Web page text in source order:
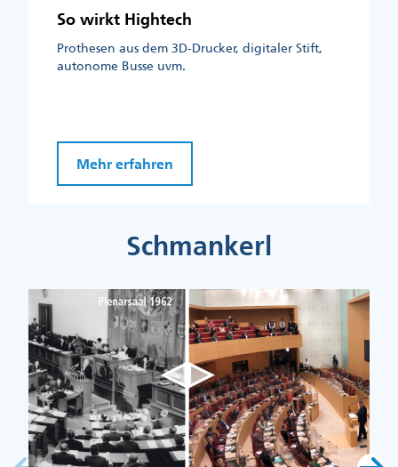
So wirkt Hightech
Prothesen aus dem 3D-Drucker, digitaler Stift,
autonome Busse uvm.
Mehr erfahren
Schmankerl